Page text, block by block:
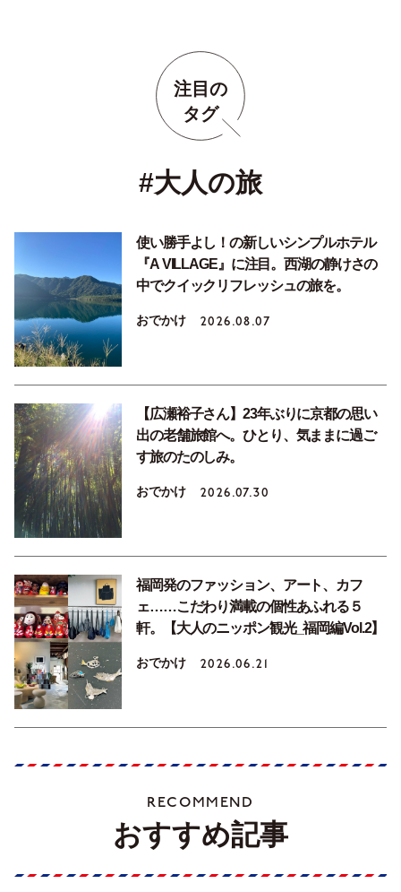
注目の
タグ
#大人の旅
使い勝手よし！の新しいシンプルホテル
『A VILLAGE』に注目。西湖の静けさの
中でクイックリフレッシュの旅を。
おでかけ 2026.08.07
【広瀬裕子さん】23年ぶりに京都の思い
出の老舗旅館へ。ひとり、気ままに過ご
す旅のたのしみ。
おでかけ 2026.07.30
福岡発のファッション、アート、カフ
ェ……こだわり満載の個性あふれる５
軒。【大人のニッポン観光_福岡編Vol.2】
おでかけ 2026.06.21
RECOMMEND
おすすめ記事